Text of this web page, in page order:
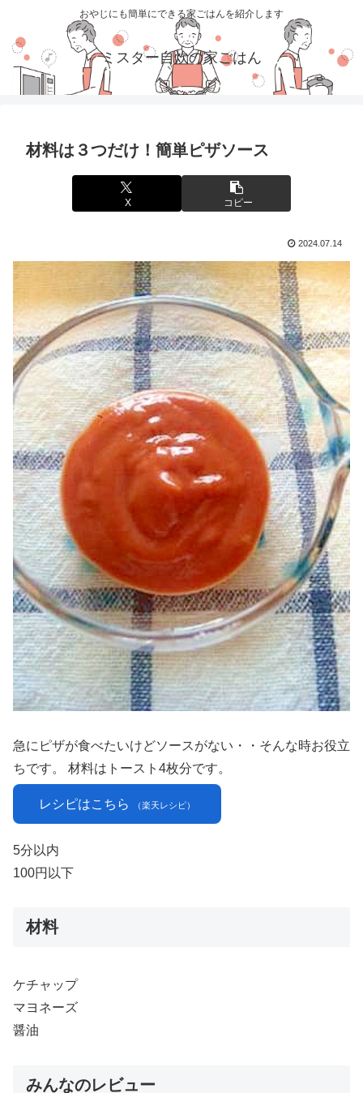
おやじにも簡単にできる家ごはんを紹介します
ミスター自炊の家ごはん
材料は３つだけ！簡単ピザソース
X コピー
2024.07.14
急にピザが食べたいけどソースがない・・そんな時お役立
ちです。 材料はトースト4枚分です。
レシピはこちら （楽天レシピ）
5分以内
100円以下
材料
ケチャップ
マヨネーズ
醤油
みんなのレビュー